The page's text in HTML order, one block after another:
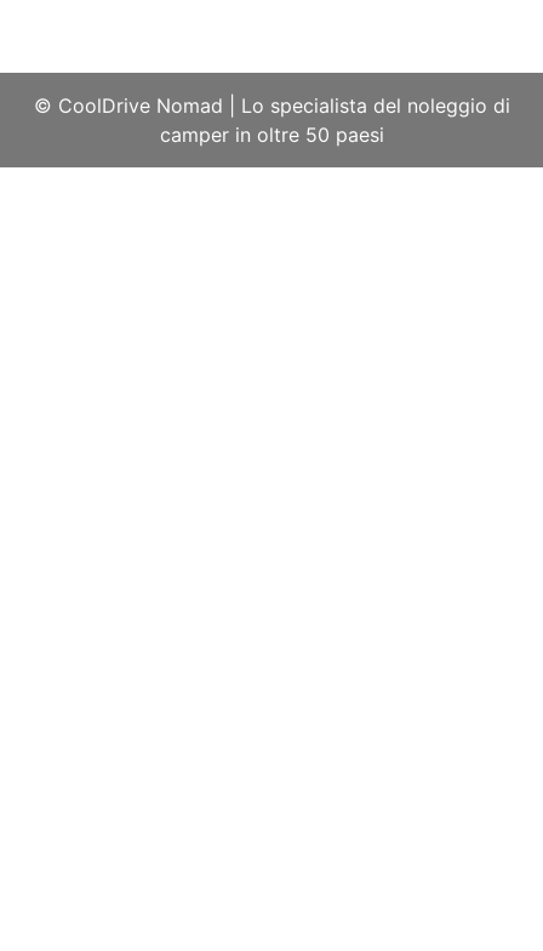
© CoolDrive Nomad
Lo specialista del noleggio di
camper in oltre 50 paesi